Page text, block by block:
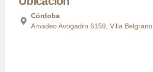
Córdoba
Amadeo Avogadro 6159, Villa Belgrano.